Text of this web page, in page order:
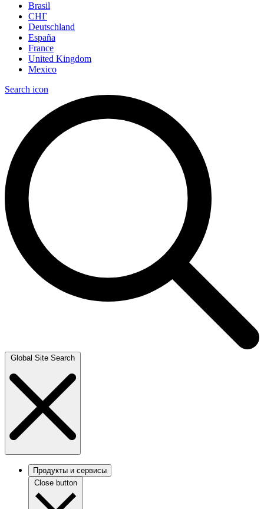
Brasil
СНГ
Deutschland
España
France
United Kingdom
Mexico
Search icon
Global Site Search
Продукты и сервисы
Close button